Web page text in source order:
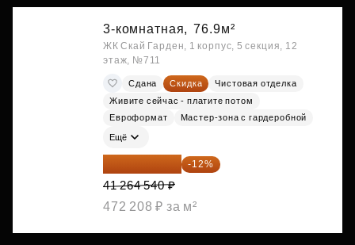
3-комнатная, 76.9м²
ЖК Скай Гарден, 1 корпус, 5 секция, 12
этаж, №711
Сдана Скидка
Чистовая отделка
Живите сейчас - платите потом
Евроформат
Мастер-зона с гардеробной
Ещё
36 312 795 ₽ -12%
41 264 540 ₽
472 208 ₽ за м²